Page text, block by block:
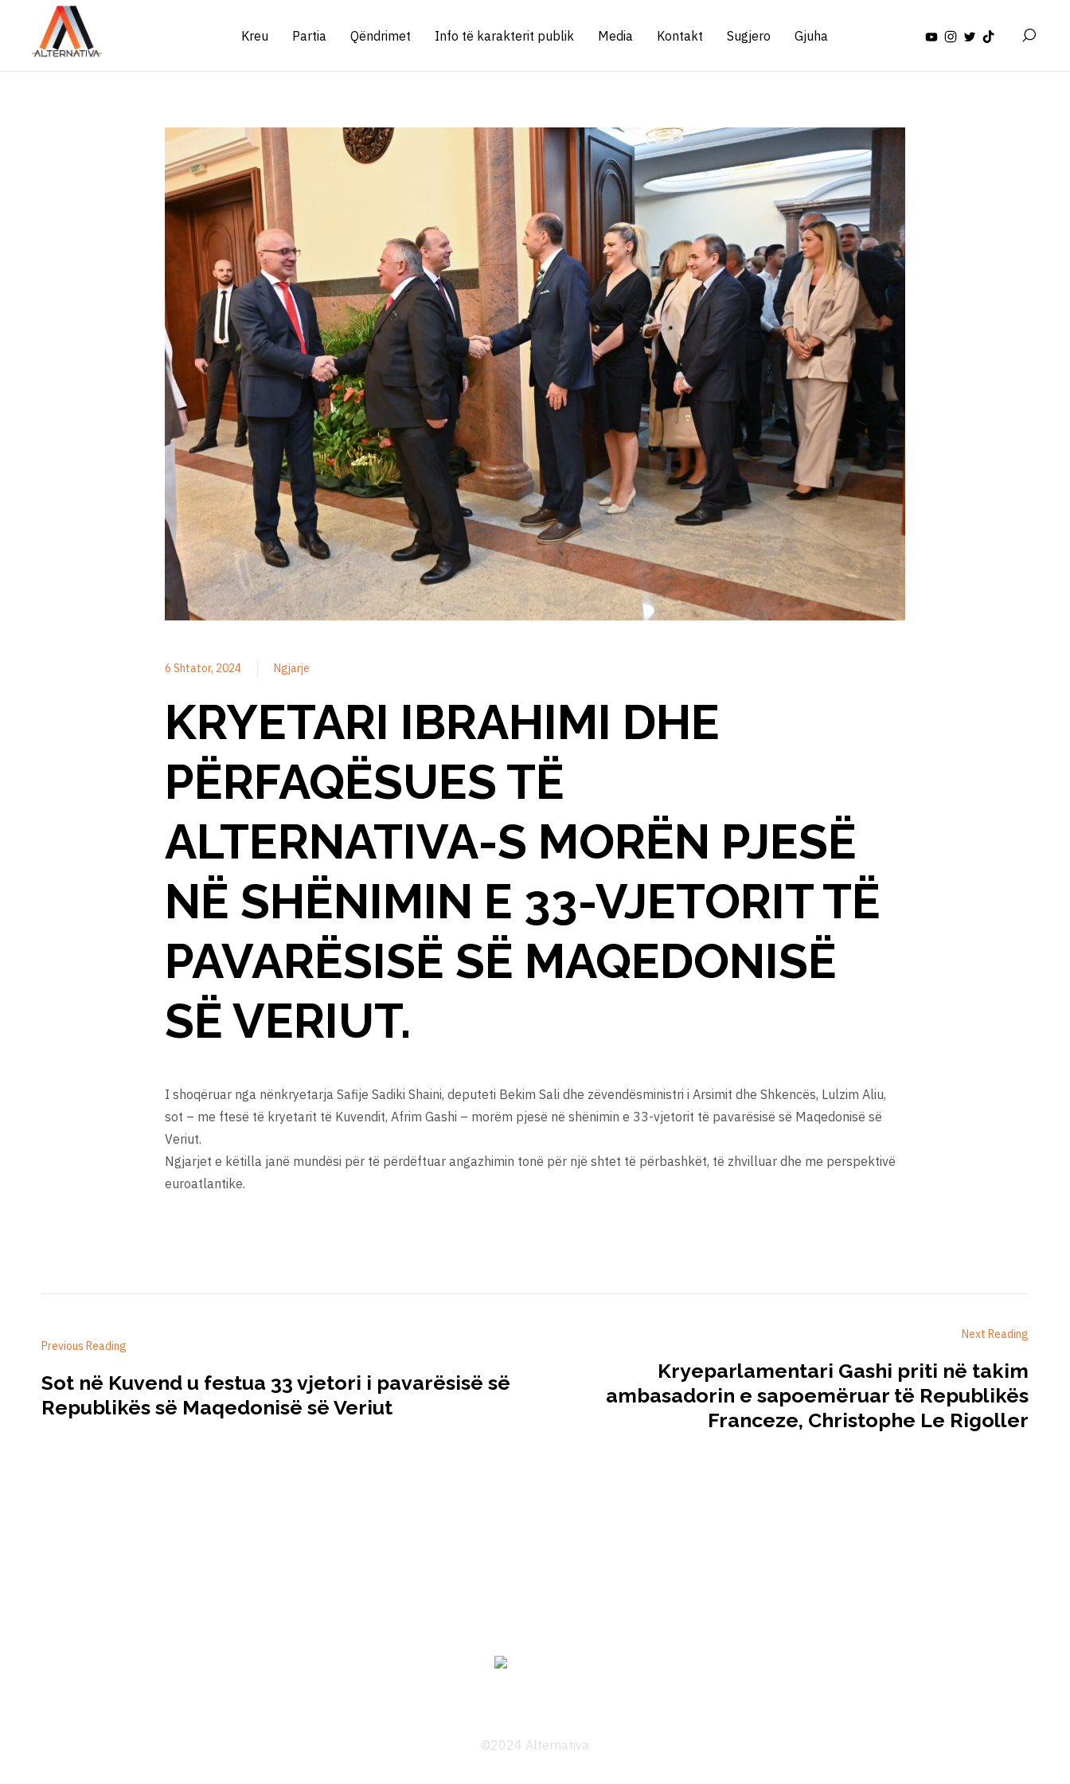
Kreu Partia Qëndrimet Info të karakterit publik Media Kontakt Sugjero Gjuha
6 Shtator, 2024 Ngjarje
KRYETARI IBRAHIMI DHE
PËRFAQËSUES TË
ALTERNATIVA-S MORËN PJESË
NË SHËNIMIN E 33-VJETORIT TË
PAVARËSISË SË MAQEDONISË
SË VERIUT.
I shoqëruar nga nënkryetarja Safije Sadiki Shaini, deputeti Bekim Sali dhe zëvendësministri i Arsimit dhe Shkencës, Lulzim Aliu,
sot – me ftesë të kryetarit të Kuvendit, Afrim Gashi – morëm pjesë në shënimin e 33-vjetorit të pavarësisë së Maqedonisë së
Veriut.
Ngjarjet e këtilla janë mundësi për të përdëftuar angazhimin tonë për një shtet të përbashkët, të zhvilluar dhe me perspektivë
euroatlantike.
Previous Reading
Sot në Kuvend u festua 33 vjetori i pavarësisë së
Republikës së Maqedonisë së Veriut
Next Reading
Kryeparlamentari Gashi priti në takim
ambasadorin e sapoemëruar të Republikës
Franceze, Christophe Le Rigoller
©2024 Alternativa